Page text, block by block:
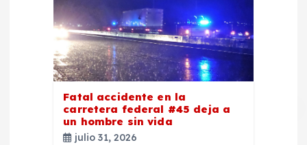
Fatal accidente en la
carretera federal #45 deja a
un hombre sin vida
julio 31, 2026